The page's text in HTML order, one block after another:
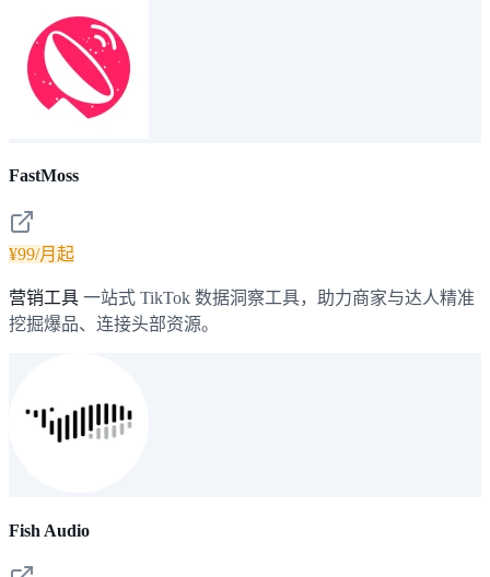
FastMoss
¥99/月起
营销工具 一站式 TikTok 数据洞察工具，助力商家与达人精准
挖掘爆品、连接头部资源。
Fish Audio